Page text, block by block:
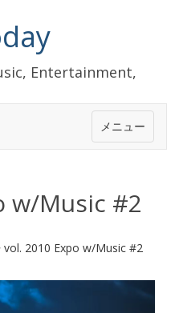
Entertainment,
メニュー
w/Music #2
vol. 2010 Expo w/Music #2
次